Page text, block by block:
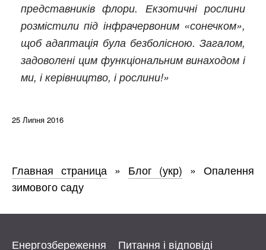
представників флори. Екзотичні рослини
розмістили під інфрачервоним «сонечком»,
щоб адаптація була безболісною. Загалом,
задоволені цим функціональним винаходом і
ми, і керівництво, і рослини!»
25 Липня 2016
Главная страница» Блог (укр) »Опалення
зимового саду
Енергозбереження Питання і відповіді